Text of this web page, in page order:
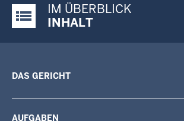
Justiz-Portal im Überblick:
IM ÜBERBLICK
INHALT
DAS GERICHT
AUFGABEN